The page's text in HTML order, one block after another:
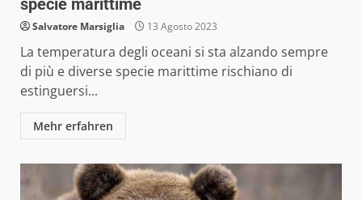
specie marittime
Salvatore Marsiglia 13 Agosto 2023
La temperatura degli oceani si sta alzando sempre
di più e diverse specie marittime rischiano di
estinguersi...
Mehr erfahren